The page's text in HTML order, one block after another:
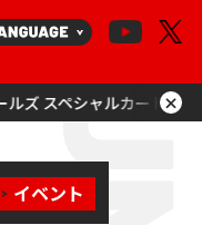
プライセットを更新！×
イベント